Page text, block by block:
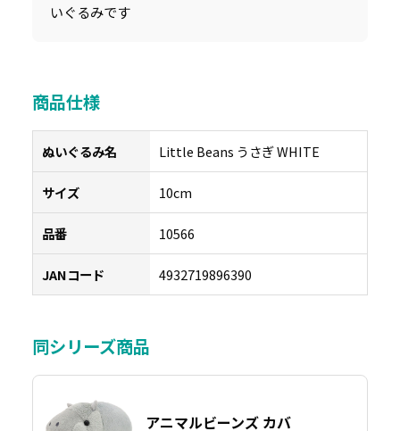
いぐるみです
商品仕様
ぬいぐるみ名 Little Beans うさぎ WHITE
サイズ 10cm
品番 10566
JANコード 4932719896390
同シリーズ商品
アニマルビーンズ カバ